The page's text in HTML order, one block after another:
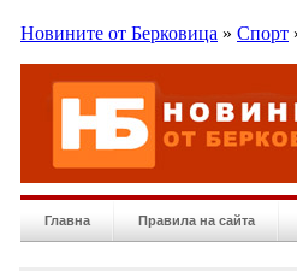
Новините от Берковица » Спорт
Главна Правила на сайта